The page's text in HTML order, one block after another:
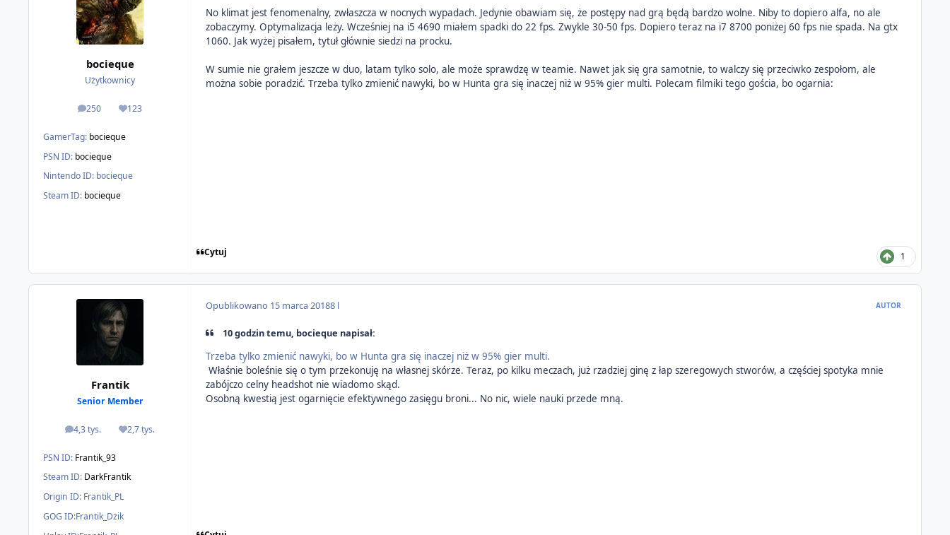
bocieque
Użytkownicy
250
odpowiedzi123
Reputacja
GamerTag: bocieque
PSN ID: bocieque
Nintendo ID: bocieque
Steam ID: bocieque
No klimat jest fenomenalny, zwłaszcza w nocnych wypadach. Jedynie obawiam się, że postępy nad grą będą bardzo wolne. Niby to dopiero alfa, no ale
zobaczymy. Optymalizacja leży. Wcześniej na i5 4690 miałem spadki do 22 fps. Zwykle 30-50 fps. Dopiero teraz na i7 8700 poniżej 60 fps nie spada. Na gtx
1060. Jak wyżej pisałem, tytuł głównie siedzi na procku.
W sumie nie grałem jeszcze w duo, latam tylko solo, ale może sprawdzę w teamie. Nawet jak się gra samotnie, to walczy się przeciwko zespołom, ale
można sobie poradzić. Trzeba tylko zmienić nawyki, bo w Hunta gra się inaczej niż w 95% gier multi. Polecam filmiki tego gościa, bo ogarnia:
Cytuj 1
Frantik
Senior Member
4,3 tys.
odpowiedzi2,7 tys.
Reputacja
PSN ID: Frantik_93
Steam ID: DarkFrantik
Origin ID: Frantik_PL
GOG ID:Frantik_Dzik
Opublikowano 15 marca 20188 l AUTOR
10 godzin temu, bocieque napisał:
Trzeba tylko zmienić nawyki, bo w Hunta gra się inaczej niż w 95% gier multi.
Właśnie boleśnie się o tym przekonuję na własnej skórze. Teraz, po kilku meczach, już rzadziej ginę z łap szeregowych stworów, a częściej spotyka mnie
zabójczo celny headshot nie wiadomo skąd.
Osobną kwestią jest ogarnięcie efektywnego zasięgu broni... No nic, wiele nauki przede mną.